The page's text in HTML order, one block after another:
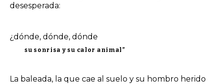
desesperada:
¿dónde, dónde, dónde
su sonrisa y su calor animal”
La baleada, la que cae al suelo y su hombro herido